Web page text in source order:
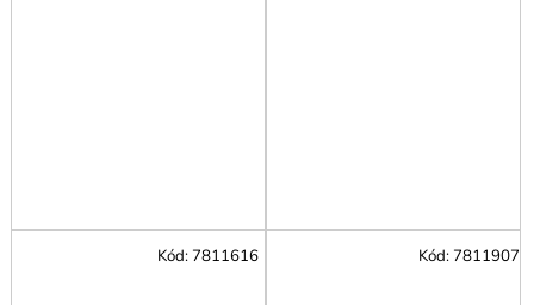
Kód: 7811616 Kód: 7811907